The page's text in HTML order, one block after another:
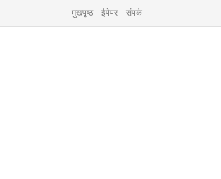
मुखपृष्ठ ईपेपर संपर्क